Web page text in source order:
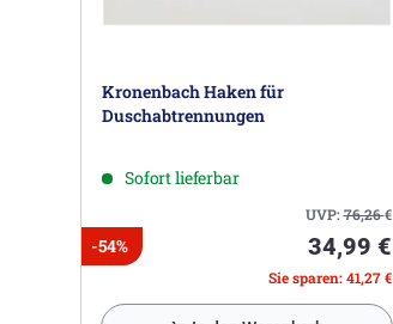
Kronenbach Haken für
Duschabtrennungen
Sofort lieferbar
UVP:76,26€
-54% 34,99 €
Sie sparen: 41,27 €